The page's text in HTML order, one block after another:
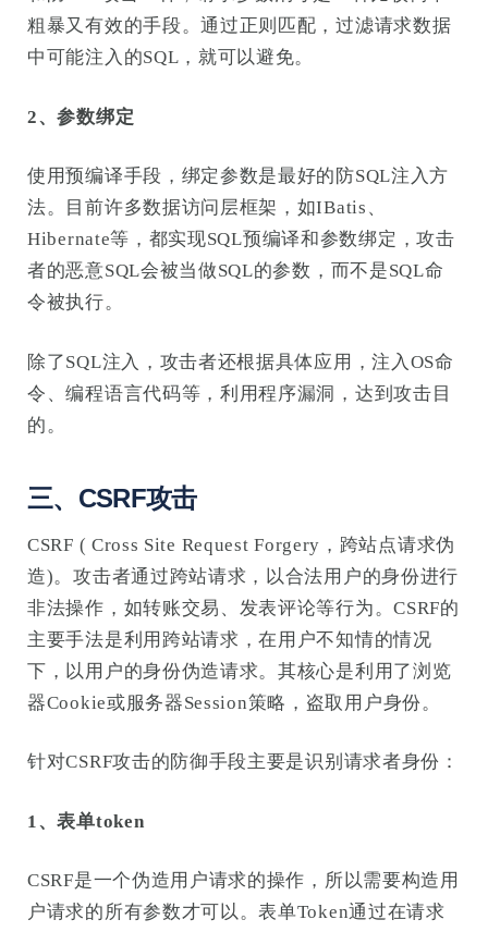
粗暴又有效的手段。通过正则匹配，过滤请求数据
中可能注入的SQL，就可以避免。
2、参数绑定
使用预编译手段，绑定参数是最好的防SQL注入方
法。目前许多数据访问层框架，如IBatis、
Hibernate等，都实现SQL预编译和参数绑定，攻击
者的恶意SQL会被当做SQL的参数，而不是SQL命
令被执行。
除了SQL注入，攻击者还根据具体应用，注入OS命
令、编程语言代码等，利用程序漏洞，达到攻击目
的。
三、CSRF攻击
CSRF ( Cross Site Request Forgery，跨站点请求伪
造)。攻击者通过跨站请求，以合法用户的身份进行
非法操作，如转账交易、发表评论等行为。CSRF的
主要手法是利用跨站请求，在用户不知情的情况
下，以用户的身份伪造请求。其核心是利用了浏览
器Cookie或服务器Session策略，盗取用户身份。
针对CSRF攻击的防御手段主要是识别请求者身份：
1、表单token
CSRF是一个伪造用户请求的操作，所以需要构造用
户请求的所有参数才可以。表单Token通过在请求